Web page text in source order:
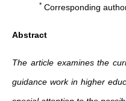
*Corresponding
Abstract
The article examines the
guidance work in higher